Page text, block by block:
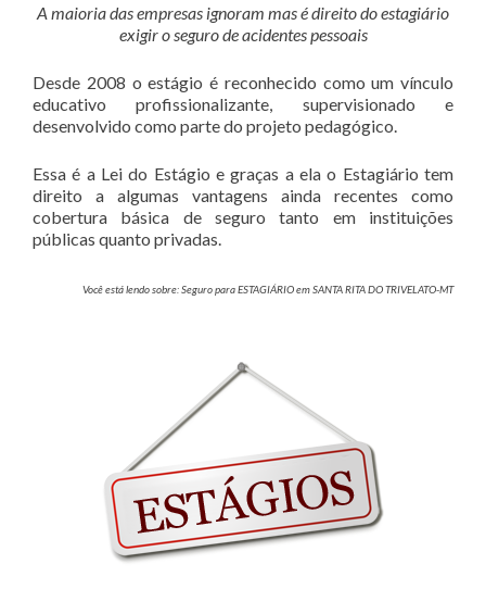
A maioria das empresas ignoram mas é direito do estagiário
exigir o seguro de acidentes pessoais
Desde 2008 o estágio é reconhecido como um vínculo
educativo profissionalizante, supervisionado e
desenvolvido como parte do projeto pedagógico.
Essa é a Lei do Estágio e graças a ela o Estagiário tem
direito a algumas vantagens ainda recentes como
cobertura básica de seguro tanto em instituições
públicas quanto privadas.
Você está lendo sobre: Seguro para ESTAGIÁRIO em SANTA RITA DO TRIVELATO-MT